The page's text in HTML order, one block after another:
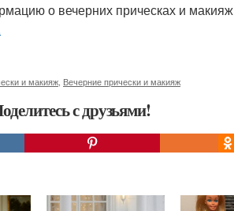
о вечерних прическах и макияж
и макияж Вечерние прически и макияж
с друзьями!